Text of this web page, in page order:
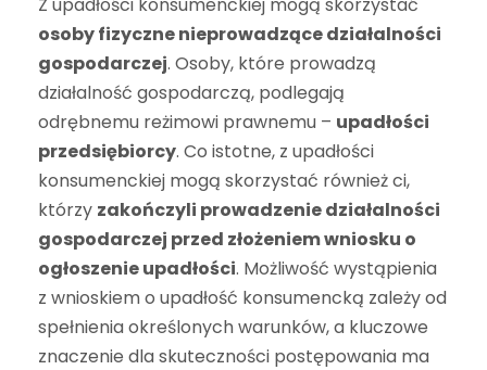
osoby fizyczne nieprowadzące działalności
gospodarczej. Osoby, które prowadzą
działalność gospodarczą, podlegają
odrębnemu reżimowi prawnemu – upadłości
przedsiębiorcy. Co istotne, z upadłości
konsumenckiej mogą skorzystać również ci,
którzy zakończyli prowadzenie działalności
gospodarczej przed złożeniem wniosku o
ogłoszenie upadłości. Możliwość wystąpienia
z wnioskiem o upadłość konsumencką zależy od
spełnienia określonych warunków, a kluczowe
znaczenie dla skuteczności postępowania ma